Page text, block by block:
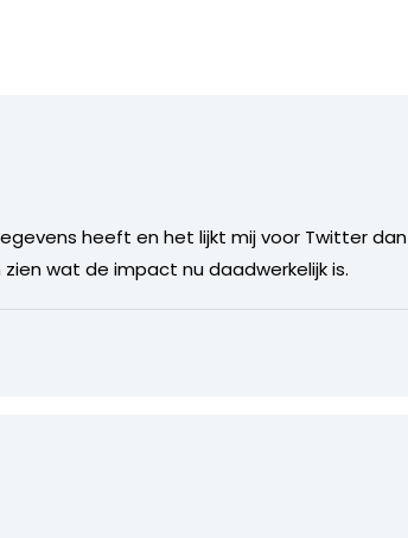
heeft en het lijkt mij voor Twitter
wat de impact nu daadwerkelijk is.